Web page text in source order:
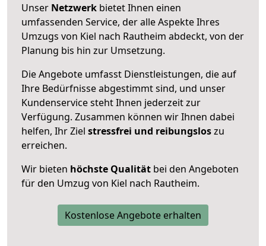
Unser Netzwerk bietet Ihnen einen
umfassenden Service, der alle Aspekte Ihres
Umzugs von Kiel nach Rautheim abdeckt, von der
Planung bis hin zur Umsetzung.
Die Angebote umfasst Dienstleistungen, die auf
Ihre Bedürfnisse abgestimmt sind, und unser
Kundenservice steht Ihnen jederzeit zur
Verfügung. Zusammen können wir Ihnen dabei
helfen, Ihr Ziel stressfrei und reibungsloszu
erreichen.
Wir bieten höchste Qualität bei den Angeboten
für den Umzug von Kiel nach Rautheim.
Kostenlose Angebote erhalten